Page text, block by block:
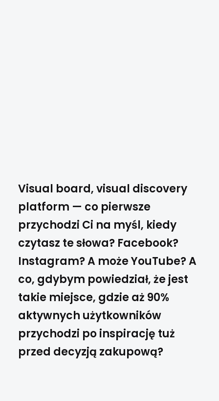
Visual board, visual discovery
platform — co pierwsze
przychodzi Ci na myśl, kiedy
czytasz te słowa? Facebook?
Instagram? A może YouTube? A
co, gdybym powiedział, że jest
takie miejsce, gdzie aż 90%
aktywnych użytkowników
przychodzi po inspirację tuż
przed decyzją zakupową?